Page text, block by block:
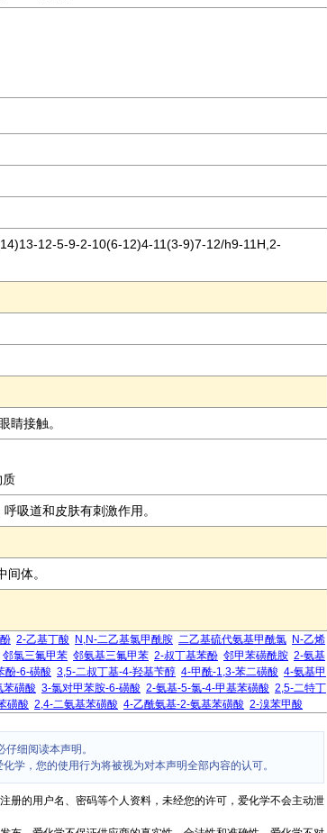
12-5-9-2-10(6-12)4-11(3-9)7-12/h9-11H,2-
睛接触。
质
吸道和皮肤有刺激作用。
间体。
2-乙基丁酸 N,N-二乙基氯甲酰胺 二乙基硫代氨基甲酰氯 N-乙烯
邻氯三氟甲苯 邻氨基三氟甲苯 2-叔丁基苯酚 邻甲苯磺酰胺 2-氨基
酚-6-磺酸 3,5-二叔丁基-4-羟基苄醇 4-甲酰-1,3-苯二磺酸 4-氨基甲
苯磺酸 3-氯对甲苯胺-6-磺酸 2-氨基-5-氯-4-甲基苯磺酸 2,5-二特丁
磺酸 2,4-二氨基苯磺酸 4-乙酰氨基-2-氨基苯磺酸 2-溴苯甲酸
细阅读本声明。
学，您的使用行为将被视为对本声明全部内容的认可。
册的用户名、密码等个人资料，未经您的许可，爱化学不会主动泄